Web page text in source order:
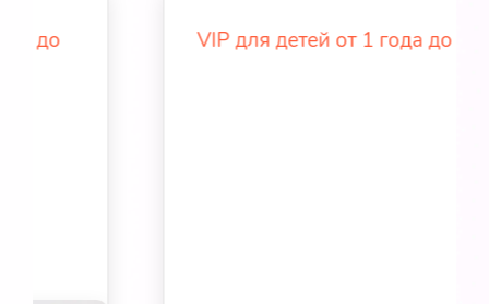
VIP для детей от 1 года до 3 лет